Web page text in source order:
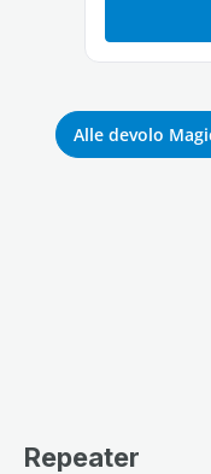
Alle devolo
Repeater